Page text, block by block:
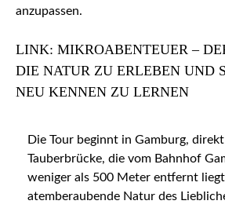
anzupassen.
LINK: MIKROABENTEUER –
DIE NATUR ZU ERLEBEN UND
NEU KENNEN ZU LERNEN
Die Tour beginnt in Gamburg,
Tauberbrücke, die vom Bahnhof
weniger als 500 Meter entfernt
atemberaubende Natur des